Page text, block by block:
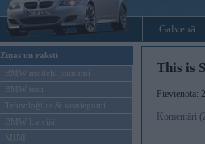
Galvenā
Ziņas un raksti
BMW modeļu jaunumi
BMW testi
Tehnoloģijas & sasniegumi
BMW Latvijā
MINI
This is
Pievienota:
Komentāri